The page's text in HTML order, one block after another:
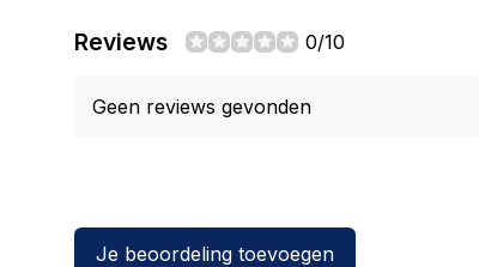
Reviews 0/10
Geen reviews gevonden
Je beoordeling toevoegen